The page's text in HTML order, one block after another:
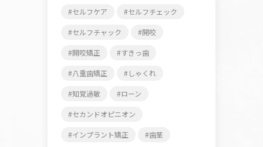
セルフケア セルフチェック
セルフチャック 開咬
開咬矯正 すきっ歯
八重歯矯正 しゃくれ
知覚過敏 ローン
セカンドオピニオン
インプラント矯正 歯茎